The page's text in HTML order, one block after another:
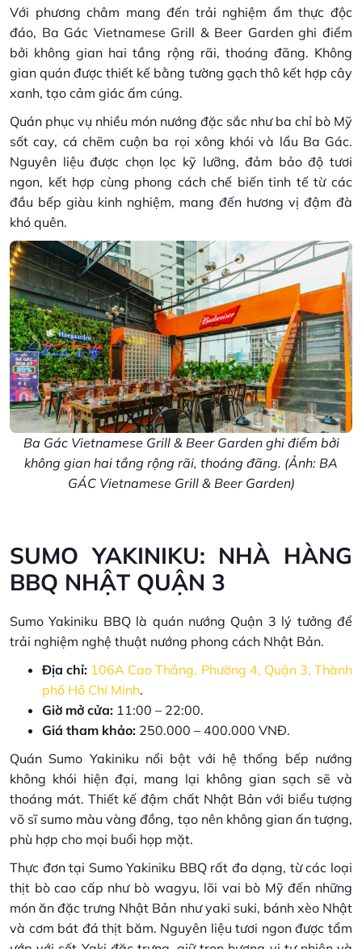
Với phương châm mang đến trải nghiệm ẩm thực độc
đáo, Ba Gác Vietnamese Grill & Beer Garden ghi điểm
bởi không gian hai tầng rộng rãi, thoáng đãng. Không
gian quán được thiết kế bằng tường gạch thô kết hợp cây
xanh, tạo cảm giác ấm cúng.
Quán phục vụ nhiều món nướng đặc sắc như ba chỉ bò Mỹ
sốt cay, cá chẽm cuộn ba rọi xông khói và lẩu Ba Gác.
Nguyên liệu được chọn lọc kỹ lưỡng, đảm bảo độ tươi
ngon, kết hợp cùng phong cách chế biến tinh tế từ các
đầu bếp giàu kinh nghiệm, mang đến hương vị đậm đà
khó quên.
Ba Gác Vietnamese Grill & Beer Garden ghi điểm bởi
không gian hai tầng rộng rãi, thoáng đãng. (Ảnh: BA
GÁC Vietnamese Grill & Beer Garden)
SUMO YAKINIKU: NHÀ HÀNG
BBQ NHẬT QUẬN 3
Sumo Yakiniku BBQ là quán nướng Quận 3 lý tưởng để
trải nghiệm nghệ thuật nướng phong cách Nhật Bản.
Địa chỉ: 106A Cao Thắng, Phường 4, Quận 3, Thành
phố Hồ Chí Minh.
Giờ mở cửa: 11:00 – 22:00.
Giá tham khảo: 250.000 – 400.000 VNĐ.
Quán Sumo Yakiniku nổi bật với hệ thống bếp nướng
không khói hiện đại, mang lại không gian sạch sẽ và
thoáng mát. Thiết kế đậm chất Nhật Bản với biểu tượng
võ sĩ sumo màu vàng đồng, tạo nên không gian ấn tượng,
phù hợp cho mọi buổi họp mặt.
Thực đơn tại Sumo Yakiniku BBQ rất đa dạng, từ các loại
thịt bò cao cấp như bò wagyu, lõi vai bò Mỹ đến những
món ăn đặc trưng Nhật Bản như yaki suki, bánh xèo Nhật
và cơm bát đá thịt băm. Nguyên liệu tươi ngon được tẩm